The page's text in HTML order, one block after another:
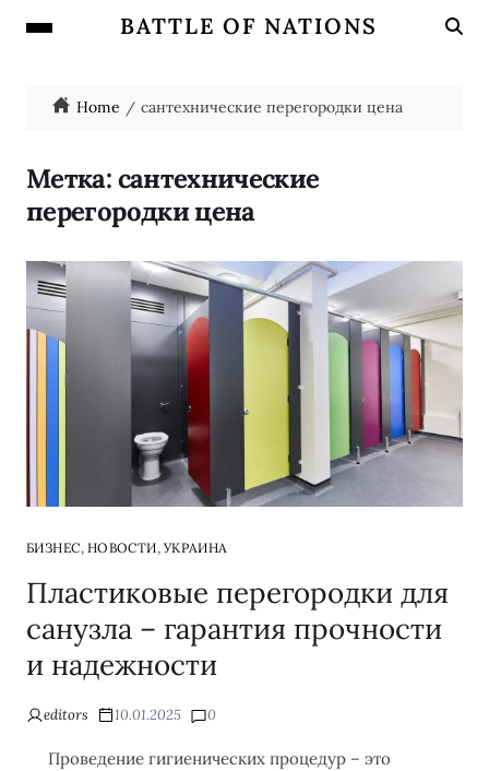
BATTLE OF NATIONS
Home сантехнические перегородки цена
Метка:сантехнические
перегородки цена
БИЗНЕС, НОВОСТИ, УКРАИНА
Пластиковые перегородки для
санузла – гарантия прочности
и надежности
editors 10.01.2025 0
Проведение гигиенических процедур – это